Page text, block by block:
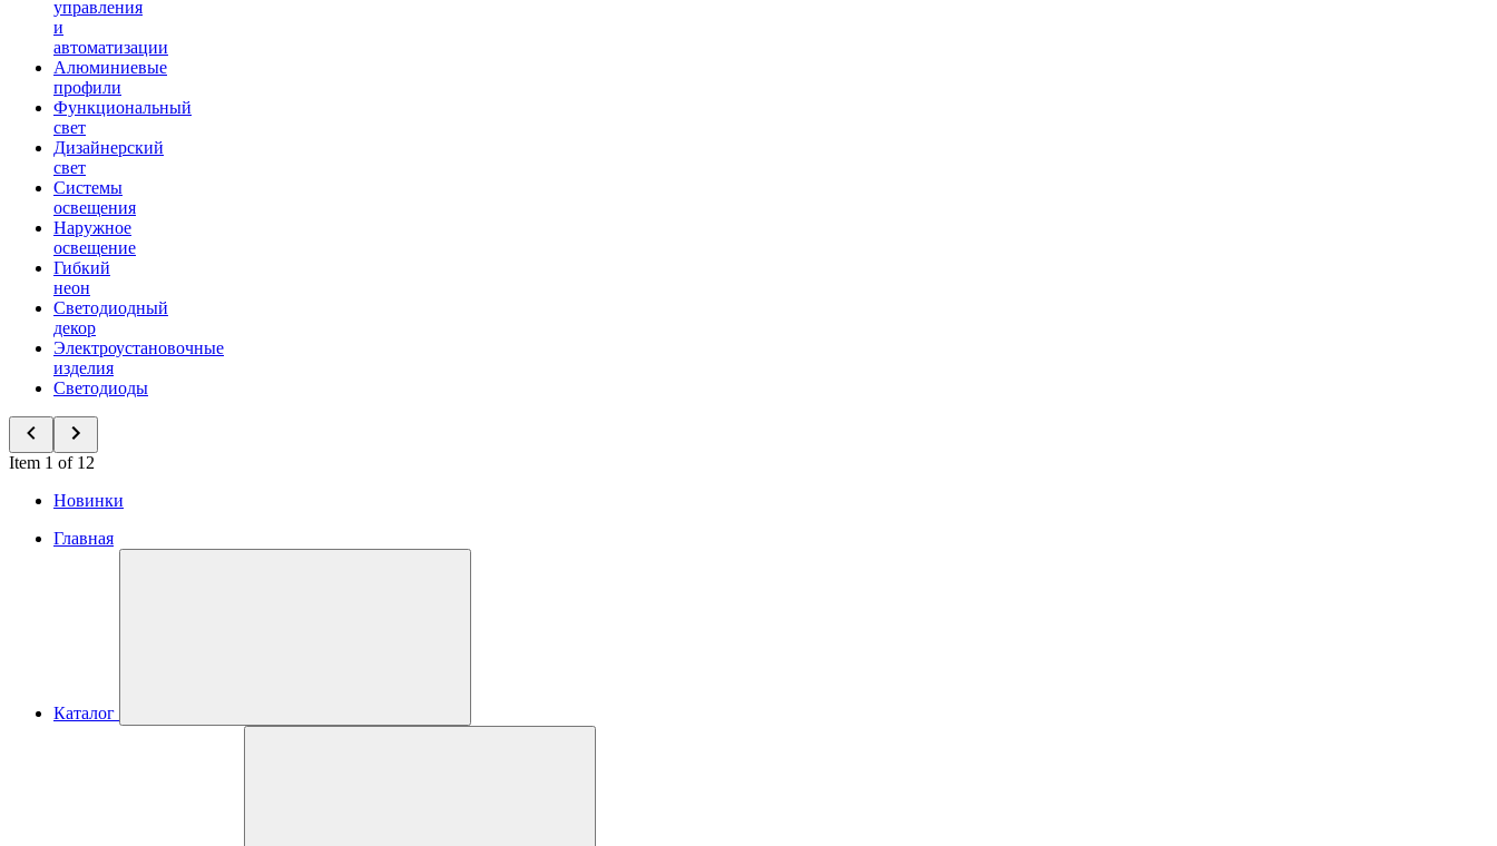
управления
и
автоматизации
Алюминиевые
профили
Функциональный
свет
Дизайнерский
свет
Системы
освещения
Наружное
освещение
Гибкий
неон
Светодиодный
декор
Электроустановочные
изделия
Светодиоды
Item 1 of 12
Новинки
Главная
Каталог